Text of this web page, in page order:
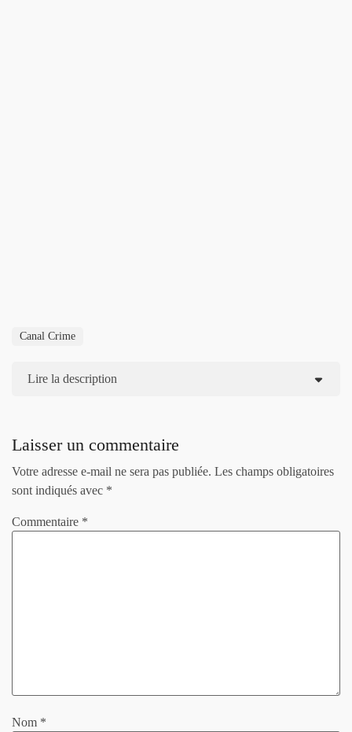
Canal Crime
Lire la description
Laisser un commentaire
Votre adresse e-mail ne sera pas publiée. Les champs obligatoires
sont indiqués avec *
Commentaire *
Nom *